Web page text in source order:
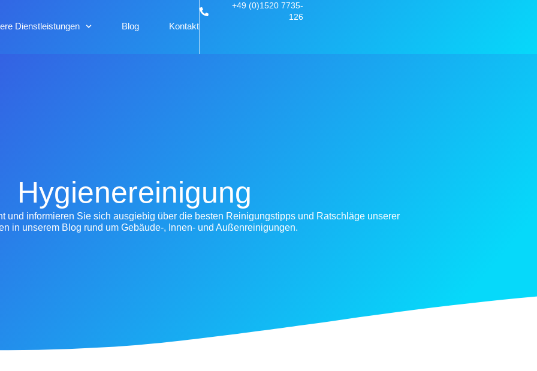
Dienstleistungen Blog Kontakt
+49 (0)1520 7735-
126
Hygienereinigung
und informieren Sie sich ausgiebig über die besten Reinigungstipps und Ratschläge unserer
in unserem Blog rund um Gebäude-, Innen- und Außenreinigungen.